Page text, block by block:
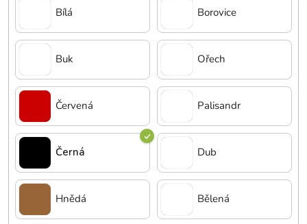
Bílá Borovice
Buk Ořech
Červená Palisandr
Černá Dub
Hnědá Bělená